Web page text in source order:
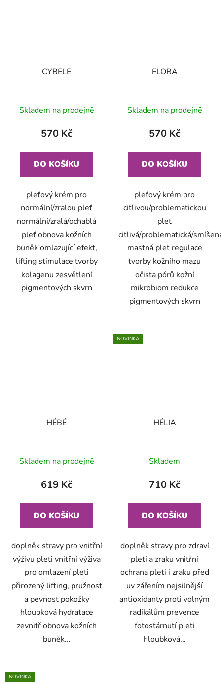
CYBELE
Skladem na prodejně
570 Kč
DO KOŠÍKU
pleťový krém pro
normální/zralou pleť
normální/zralá/ochablá
pleť obnova kožních
buněk omlazující efekt,
lifting stimulace tvorby
kolagenu zesvětlení
pigmentových skvrn
FLORA
Skladem na prodejně
570 Kč
DO KOŠÍKU
pleťový krém pro
citlivou/problematickou
pleť
citlivá/problematická/
mastná pleť regulace
tvorby kožního mazu
očista pórů kožní
mikrobiom redukce
pigmentových skvrn
HÉBÉ
Skladem na prodejně
619 Kč
DO KOŠÍKU
doplněk stravy pro vnitřní
výživu pleti vnitřní výživa
pro omlazení pleti
přirozený lifting, pružnost
a pevnost pokožky
hloubková hydratace
zevnitř obnova kožních
buněk...
NOVINKA
HÉLIA
Skladem
710 Kč
DO KOŠÍKU
doplněk stravy pro zdraví
pleti a zraku vnitřní
ochrana pleti i zraku před
uv zářením nejsilnější
antioxidanty proti volným
radikálům prevence
fotostárnutí pleti
hloubková...
NOVINKA